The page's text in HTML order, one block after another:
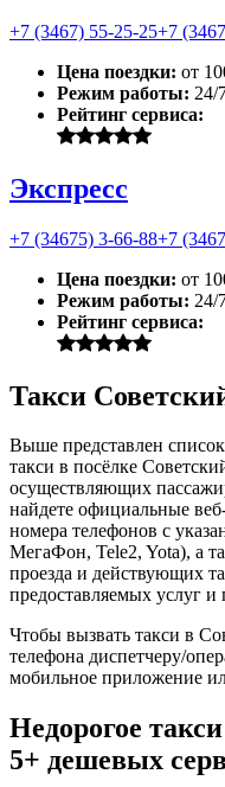
+7 (3467) 55-25-25+7
Цена поездки: от
Режим работы: 24/
Рейтинг сервиса:
Экспресс
+7 (34675) 3-66-88+7
Цена поездки: от
Режим работы: 24/
Рейтинг сервиса:
Такси
Выше представлен
такси в посёлке
осуществляющих
найдете официальные
номера телефонов с
МегаФон, Tele2, Yota), а
проезда и действующих
предоставляемых услуг и
Чтобы вызвать такси в
телефона диспетчеру/
мобильное приложение
Недорогое
5+ дешевых